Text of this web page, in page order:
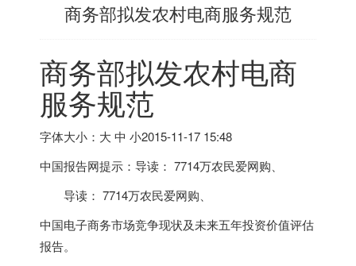
商务部拟发农村电商服务规范
商务部拟发农村电商
服务规范
字体大小：大 中 小2015-11-17 15:48
中国报告网提示：导读： 7714万农民爱网购、
导读： 7714万农民爱网购、
中国电子商务市场竞争现状及未来五年投资价值评估
报告。